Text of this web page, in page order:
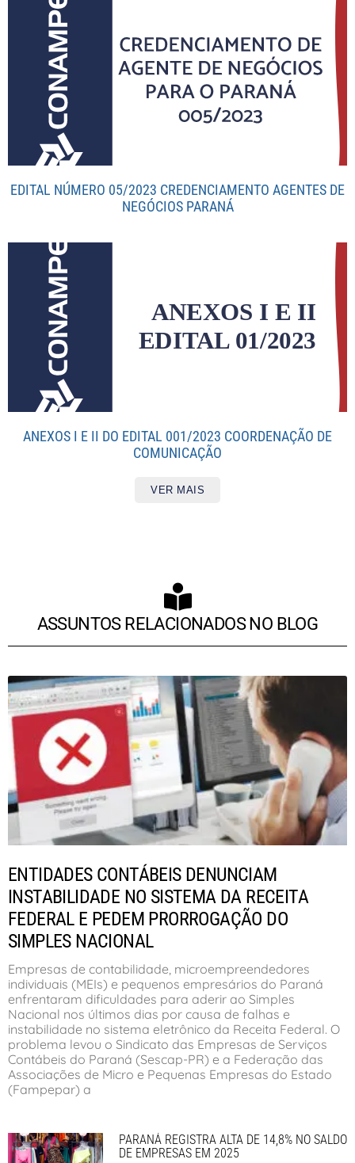
EDITAL NÚMERO 05/2023 CREDENCIAMENTO AGENTES DE
NEGÓCIOS PARANÁ
ANEXOS I E II DO EDITAL 001/2023 COORDENAÇÃO DE
COMUNICAÇÃO
VER MAIS
ASSUNTOS RELACIONADOS NO BLOG
ENTIDADES CONTÁBEIS DENUNCIAM
INSTABILIDADE NO SISTEMA DA RECEITA
FEDERAL E PEDEM PRORROGAÇÃO DO
SIMPLES NACIONAL
Empresas de contabilidade, microempreendedores
individuais (MEIs) e pequenos empresários do Paraná
enfrentaram dificuldades para aderir ao Simples
Nacional nos últimos dias por causa de falhas e
instabilidade no sistema eletrônico da Receita Federal. O
problema levou o Sindicato das Empresas de Serviços
Contábeis do Paraná (Sescap-PR) e a Federação das
Associações de Micro e Pequenas Empresas do Estado
(Fampepar) a
PARANÁ REGISTRA ALTA DE 14,8% NO SALDO
DE EMPRESAS EM 2025